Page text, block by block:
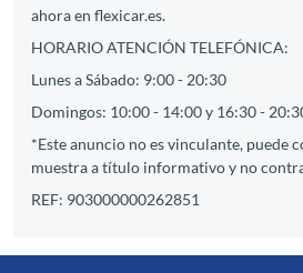
ahora en flexicar.es.
HORARIO ATENCIÓN TELEFÓNICA:
Lunes a Sábado: 9:00 - 20:30
Domingos: 10:00 - 14:00 y 16:30 -
*Este anuncio no es vinculante, puede
muestra a título informativo y no
REF: 903000000262851